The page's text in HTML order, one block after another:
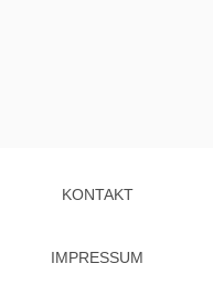
KONTAKT
IMPRESSUM